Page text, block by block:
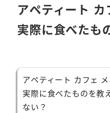
アペティート
実際に食べたも
アペティート カフェ
実際に食べたものを教
ない？